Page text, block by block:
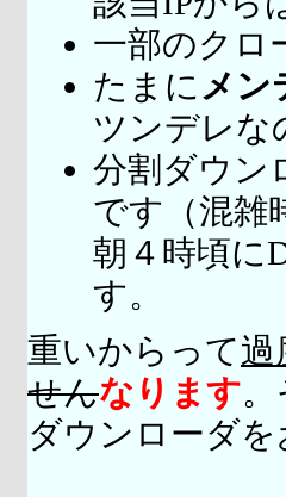
一部のクロ
たまに メン
ツンデレな
分割ダウン
です（混雑
朝４時頃に
す。
重いからって過
せんなります
ダウンローダ